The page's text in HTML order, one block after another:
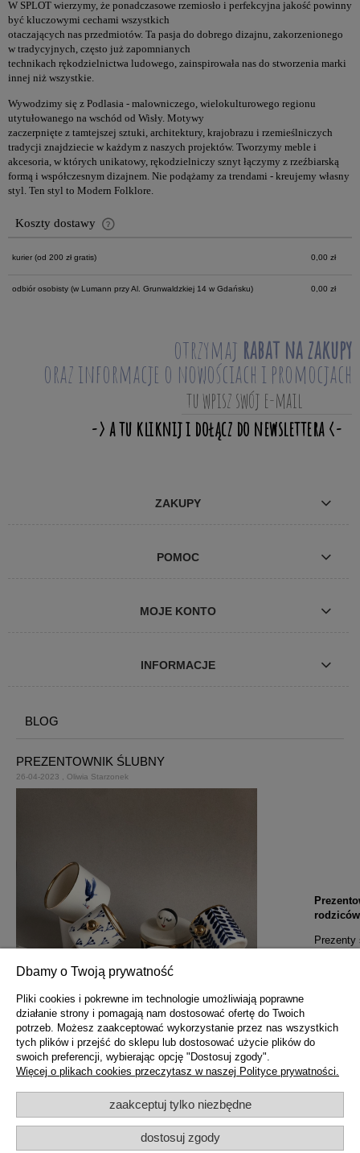
W SPLOT wierzymy, że ponadczasowe rzemiosło i perfekcyjna jakość powinny
być kluczowymi cechami wszystkich
otaczających nas przedmiotów. Ta pasja do dobrego dizajnu, zakorzenionego
w tradycyjnych, często już zapomnianych
technikach rękodzielnictwa ludowego, zainspirowała nas do stworzenia marki
innej niż wszystkie.
Wywodzimy się z Podlasia - malowniczego, wielokulturowego regionu
utytułowanego na wschód od Wisły. Motywy
zaczerpnięte z tamtejszej sztuki, architektury, krajobrazu i rzemieślniczych
tradycji znajdziecie w każdym z naszych projektów. Tworzymy meble i
akcesoria, w których unikatowy, rękodzielniczy sznyt łączymy z rzeźbiarską
formą i współczesnym dizajnem. Nie podążamy za trendami - kreujemy własny
styl. Ten styl to Modern Folklore.
Koszty dostawy
Cena nie zawiera ewentualnych kosztów płatności
kurier (od 200 zł gratis) 0,00 zł
odbiór osobisty (w Lumann przy Al. Grunwaldzkiej 14 w Gdańsku) 0,00 zł
otrzymaj rabat na zakupy
oraz informacje o nowościach i promocjach
ZAKUPY
POMOC
MOJE KONTO
INFORMACJE
BLOG
PREZENTOWNIK ŚLUBNY
26-04-2023 , Oliwia Starzonek
Prezenty
Dbamy o Twoją prywatność
Pliki cookies i pokrewne im technologie umożliwiają poprawne
działanie strony i pomagają nam dostosować ofertę do Twoich
potrzeb. Możesz zaakceptować wykorzystanie przez nas wszystkich
tych plików i przejść do sklepu lub dostosować użycie plików do
swoich preferencji, wybierając opcję "Dostosuj zgody".
Więcej o plikach cookies przeczytasz w naszej Polityce prywatności.
zaakceptuj tylko niezbędne
dostosuj zgody